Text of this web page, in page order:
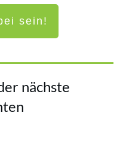
sein!
nächste